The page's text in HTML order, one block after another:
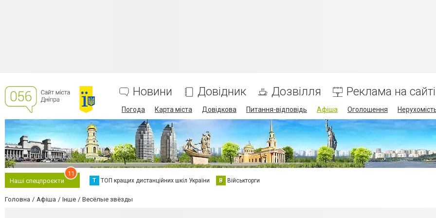
Новини Довідник Дозвілля Реклама на сайті
Погода Карта міста Довідкова Питання-відповідь Афіша Оголошення
Наші спецпроєкти
11
Т ТОП кращих дистанційних шкіл України В Військторги
Головна Афіша Інше Весёлые звёзды